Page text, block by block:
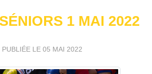
1 MAI 2022
PUBLIÉE LE 05 MAI 2022